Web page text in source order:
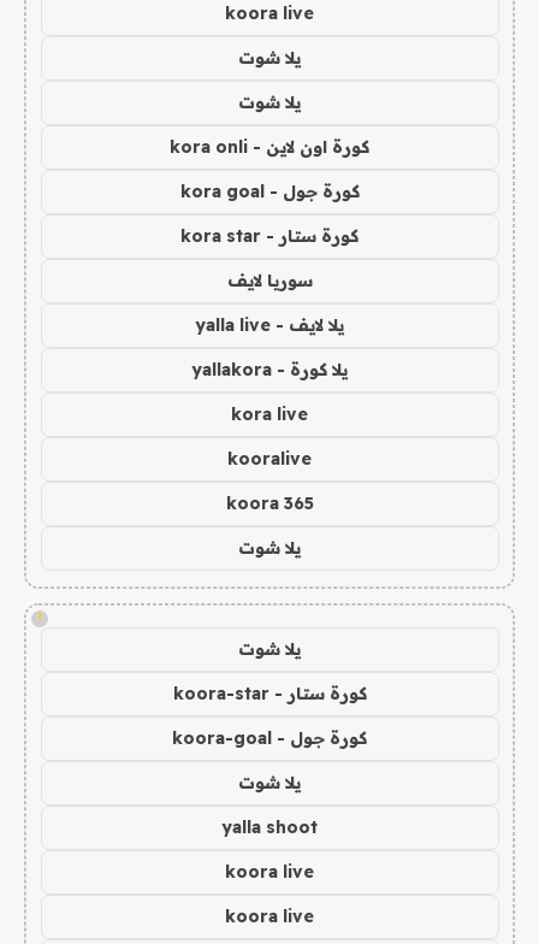
koora live
يلا شوت
يلا شوت
كورة اون لاين - kora onli
كورة جول - kora goal
كورة ستار - kora star
سوريا لايف
يلا لايف - yalla live
يلا كورة - yallakora
kora live
kooralive
koora 365
يلا شوت
!
يلا شوت
كورة ستار - koora-star
كورة جول - koora-goal
يلا شوت
yalla shoot
koora live
koora live